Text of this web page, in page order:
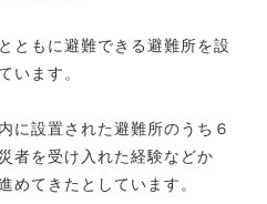
ともに避難できる避難所を設
います。
に設置された避難所のうち６
者を受け入れた経験などか
めてきたとしています。